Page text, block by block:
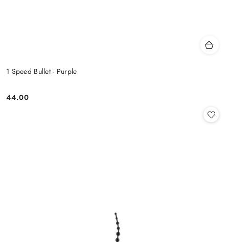
1 Speed Bullet - Purple
Cena:
44.00